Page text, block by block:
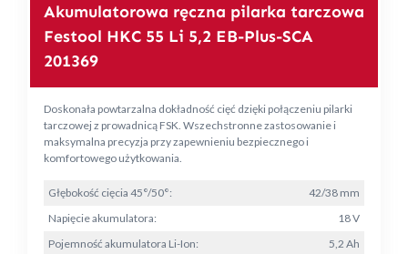
Akumulatorowa ręczna pilarka tarczowa
Festool HKC 55 Li 5,2 EB-Plus-SCA
201369
Doskonała powtarzalna dokładność cięć dzięki połączeniu pilarki
tarczowej z prowadnicą FSK. Wszechstronne zastosowanie i
maksymalna precyzja przy zapewnieniu bezpiecznego i
komfortowego użytkowania.
Głębokość cięcia 45°/50°:
42/38 mm
Napięcie akumulatora:
18 V
Pojemność akumulatora Li-Ion:
5,2 Ah